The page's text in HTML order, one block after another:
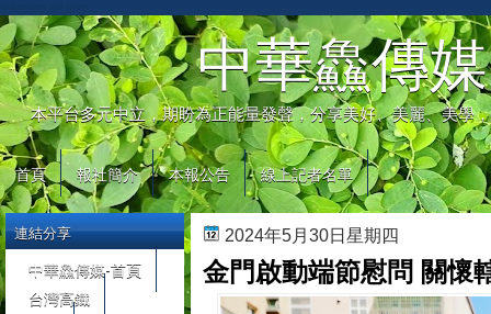
中華鱻傳媒
本平台多元中立，期盼為正能量發聲，分享美好、美麗、美學
首頁 報社簡介 本報公告 線上記者名單
2024年5月30日星期四
金門啟動端節慰問 關懷
連結分享
中華鱻傳媒-首頁
台灣高鐵